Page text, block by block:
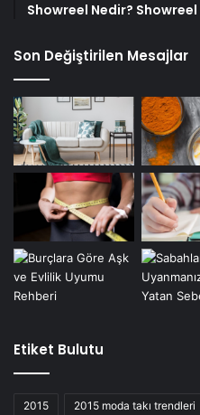
Showreel Nedir? Showreel
Son Değiştirilen Mesajlar
Etiket Bulutu
2015 2015 moda takı trendleri